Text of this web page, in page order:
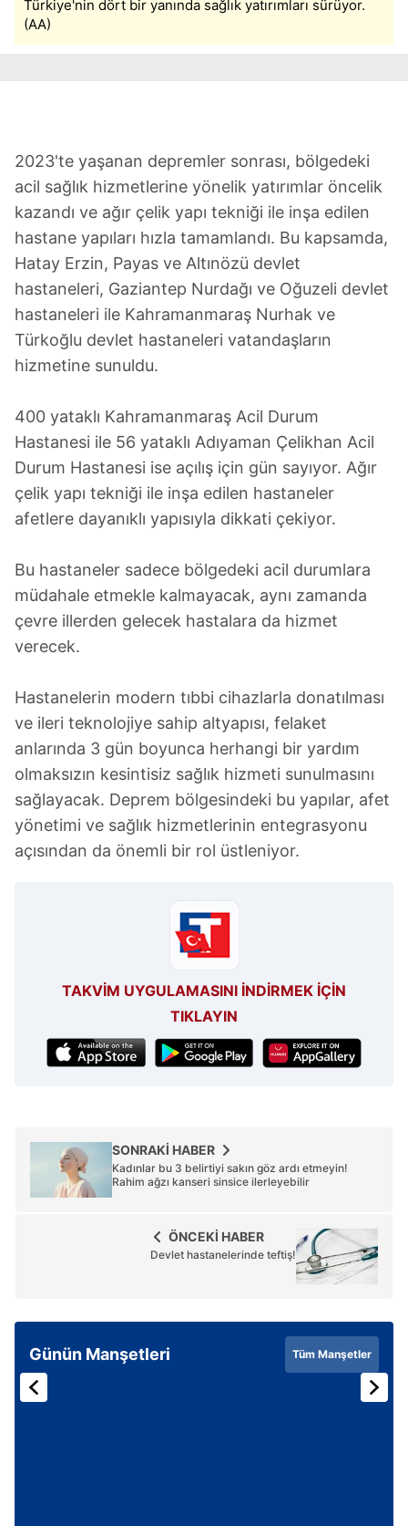
Türkiye'nin dört bir yanında sağlık yatırımları sürüyor.
(AA)
2023'te yaşanan depremler sonrası, bölgedeki
acil sağlık hizmetlerine yönelik yatırımlar öncelik
kazandı ve ağır çelik yapı tekniği ile inşa edilen
hastane yapıları hızla tamamlandı. Bu kapsamda,
Hatay Erzin, Payas ve Altınözü devlet
hastaneleri, Gaziantep Nurdağı ve Oğuzeli devlet
hastaneleri ile Kahramanmaraş Nurhak ve
Türkoğlu devlet hastaneleri vatandaşların
hizmetine sunuldu.
400 yataklı Kahramanmaraş Acil Durum
Hastanesi ile 56 yataklı Adıyaman Çelikhan Acil
Durum Hastanesi ise açılış için gün sayıyor. Ağır
çelik yapı tekniği ile inşa edilen hastaneler
afetlere dayanıklı yapısıyla dikkati çekiyor.
Bu hastaneler sadece bölgedeki acil durumlara
müdahale etmekle kalmayacak, aynı zamanda
çevre illerden gelecek hastalara da hizmet
verecek.
Hastanelerin modern tıbbi cihazlarla donatılması
ve ileri teknolojiye sahip altyapısı, felaket
anlarında 3 gün boyunca herhangi bir yardım
olmaksızın kesintisiz sağlık hizmeti sunulmasını
sağlayacak. Deprem bölgesindeki bu yapılar, afet
yönetimi ve sağlık hizmetlerinin entegrasyonu
açısından da önemli bir rol üstleniyor.
TAKVİM UYGULAMASINI İNDİRMEK İÇİN
TIKLAYIN
SONRAKİ HABER
Kadınlar bu 3 belirtiyi sakın göz ardı etmeyin!
Rahim ağzı kanseri sinsice ilerleyebilir
ÖNCEKİ HABER
Devlet hastanelerinde teftiş!
Günün Manşetleri Tüm Manşetler